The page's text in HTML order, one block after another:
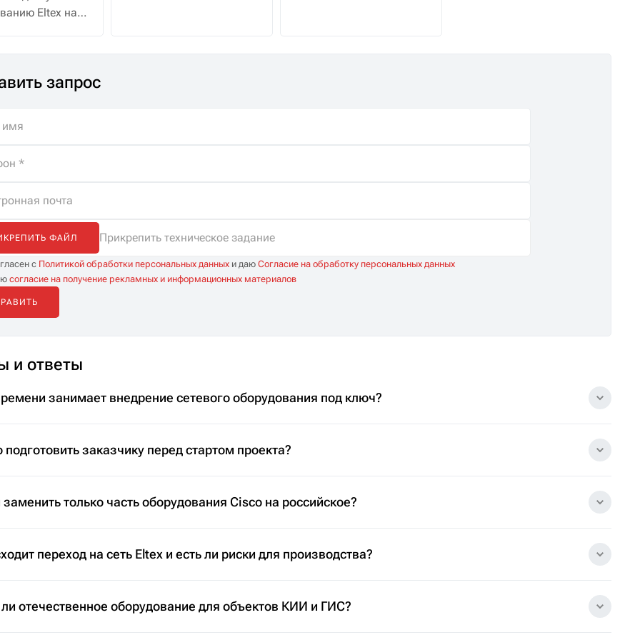
Eltex на
бесплатная
запрос
ФАЙЛ Прикрепить техническое задание
с Политикой обработки персональных данных и даюСогласие на обработку персональных данных
согласие на получение рекламных и информационных материалов
и ответы
занимает внедрение сетевого оборудования под ключ?
заказчику перед стартом проекта?
только часть оборудования Cisco на российское?
переход на сеть Eltex и есть ли риски для производства?
отечественное оборудование для объектов КИИ и ГИС?